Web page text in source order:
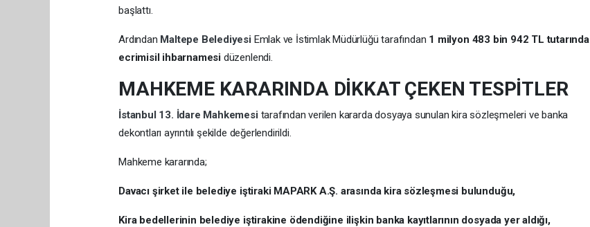
başlattı.
Ardından Maltepe Belediyesi Emlak ve İstimlak Müdürlüğü tarafından 1 milyon 483 bin 942 TL tutarında
ecrimisil ihbarnamesi düzenlendi.
MAHKEME KARARINDA DİKKAT ÇEKEN TESPİTLER
İstanbul 13. İdare Mahkemesi tarafından verilen kararda dosyaya sunulan kira sözleşmeleri ve banka
dekontları ayrıntılı şekilde değerlendirildi.
Mahkeme kararında;
Davacı şirket ile belediye iştiraki MAPARK A.Ş. arasında kira sözleşmesi bulunduğu,
Kira bedellerinin belediye iştirakine ödendiğine ilişkin banka kayıtlarının dosyada yer aldığı,